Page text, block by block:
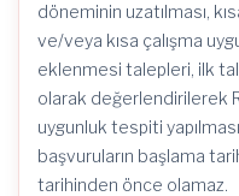
döneminin uzatılması,
ve/veya kısa çalışma
eklenmesi talepleri, ilk
olarak değerlendirilerek
uygunluk tespiti
başvuruların başlama
tarihinden önce olamaz.